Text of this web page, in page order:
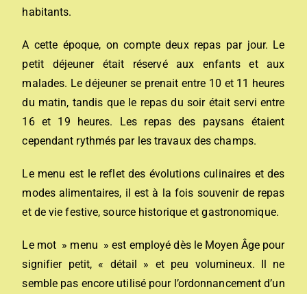
habitants.
A cette époque, on compte deux repas par jour. Le
petit déjeuner était réservé aux enfants et aux
malades. Le déjeuner se prenait entre 10 et 11 heures
du matin, tandis que le repas du soir était servi entre
16 et 19 heures. Les repas des paysans étaient
cependant rythmés par les travaux des champs.
Le menu est le reflet des évolutions culinaires et des
modes alimentaires, il est à la fois souvenir de repas
et de vie festive, source historique et gastronomique.
Le mot » menu » est employé dès le Moyen Âge pour
signifier petit, « détail » et peu volumineux. Il ne
semble pas encore utilisé pour l’ordonnancement d’un